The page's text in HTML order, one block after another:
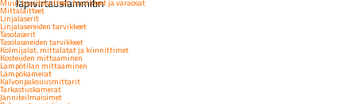
Mittalaitteet
Linjalaserit
Linjalasereiden tarvikkeet
Tasolaserit
Tasolasereiden tarvikkeet
Kolmijalat, mittalatat ja kiinnittimet
Kosteuden mittaaminen
Lämpötilan mittaaminen
Lämpökamerat
Kalvonpaksuusmittarit
Tarkastuskamerat
Jänniteilmaisimet